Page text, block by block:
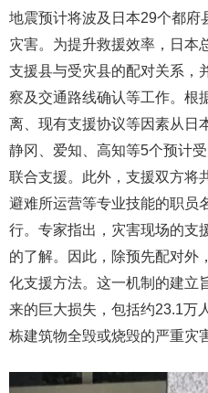
地震预计将波及日本29个都府
灾害。为提升救援效率，日本
支援县与受灾县的配对关系，
察及交通路线确认等工作。根
离、现有支援协议等因素从日
静冈、爱知、高知等5个预计
联合支援。此外，支援双方将
避难所运营等专业技能的职员
行。专家指出，灾害现场的支
的了解。因此，除预先配对外
化支援方法。这一机制的建立
来的巨大损失，包括约23.1万
栋建筑物全毁或烧毁的严重灾